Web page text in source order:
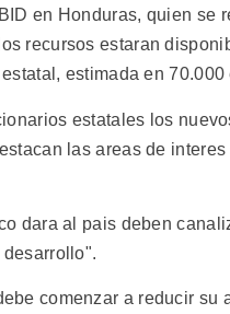
en Honduras, quien se
recursos estaran
estimada en 70.000
estatales los
las areas de
dara al pais deben
comenzar a reducir su